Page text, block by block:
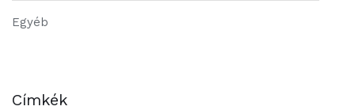
Egyéb
Címkék